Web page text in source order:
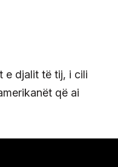
e djalit të tij, i cili
që ai